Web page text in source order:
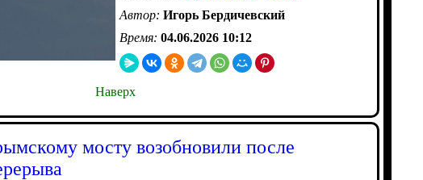
Автор: Игорь Бердичевский
Время: 04.06.2026 10:12
Наверх
мосту возобновили после